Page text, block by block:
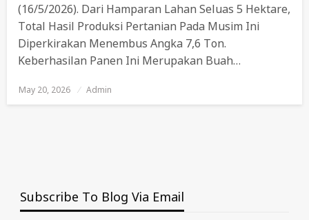
(16/5/2026). Dari Hamparan Lahan Seluas 5 Hektare,
Total Hasil Produksi Pertanian Pada Musim Ini
Diperkirakan Menembus Angka 7,6 Ton.
Keberhasilan Panen Ini Merupakan Buah…
Posted
On
May 20, 2026 Admin
Subscribe To Blog Via Email